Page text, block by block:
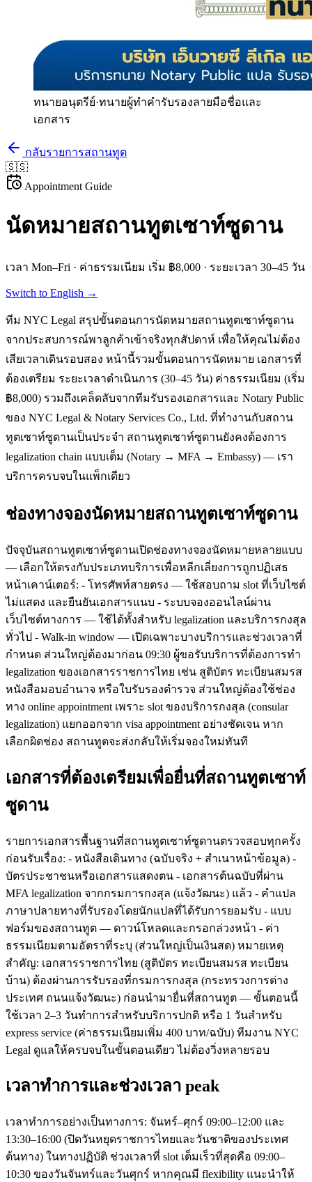
ทนายอนุตรีย์·ทนายผู้ทำคำรับรองลายมือชื่อและ
เอกสาร
กลับรายการสถานทูต
🇸🇸
Appointment Guide
นัดหมายสถานทูตเซาท์ซูดาน
เวลา Mon–Fri · ค่าธรรมเนียม เริ่ม ฿8,000 · ระยะเวลา 30–45 วัน
Switch to English →
ทีม NYC Legal สรุปขั้นตอนการนัดหมายสถานทูตเซาท์ซูดาน
จากประสบการณ์พาลูกค้าเข้าจริงทุกสัปดาห์ เพื่อให้คุณไม่ต้อง
เสียเวลาเดินรอบสอง หน้านี้รวมขั้นตอนการนัดหมาย เอกสารที่
ต้องเตรียม ระยะเวลาดำเนินการ (30–45 วัน) ค่าธรรมเนียม (เริ่ม
฿8,000) รวมถึงเคล็ดลับจากทีมรับรองเอกสารและ Notary Public
ของ NYC Legal & Notary Services Co., Ltd. ที่ทำงานกับสถาน
ทูตเซาท์ซูดานเป็นประจำ สถานทูตเซาท์ซูดานยังคงต้องการ
legalization chain แบบเต็ม (Notary → MFA → Embassy) — เรา
บริการครบจบในแพ็กเดียว
ช่องทางจองนัดหมายสถานทูตเซาท์ซูดาน
ปัจจุบันสถานทูตเซาท์ซูดานเปิดช่องทางจองนัดหมายหลายแบบ
— เลือกให้ตรงกับประเภทบริการเพื่อหลีกเลี่ยงการถูกปฏิเสธ
หน้าเคาน์เตอร์: - โทรศัพท์สายตรง — ใช้สอบถาม slot ที่เว็บไซต์
ไม่แสดง และยืนยันเอกสารแนบ - ระบบจองออนไลน์ผ่าน
เว็บไซต์ทางการ — ใช้ได้ทั้งสำหรับ legalization และบริการกงสุล
ทั่วไป - Walk-in window — เปิดเฉพาะบางบริการและช่วงเวลาที่
กำหนด ส่วนใหญ่ต้องมาก่อน 09:30 ผู้ขอรับบริการที่ต้องการทำ
legalization ของเอกสารราชการไทย เช่น สูติบัตร ทะเบียนสมรส
หนังสือมอบอำนาจ หรือใบรับรองตำรวจ ส่วนใหญ่ต้องใช้ช่อง
ทาง online appointment เพราะ slot ของบริการกงสุล (consular
legalization) แยกออกจาก visa appointment อย่างชัดเจน หาก
เลือกผิดช่อง สถานทูตจะส่งกลับให้เริ่มจองใหม่ทันที
เอกสารที่ต้องเตรียมเพื่อยื่นที่สถานทูตเซาท์
ซูดาน
รายการเอกสารพื้นฐานที่สถานทูตเซาท์ซูดานตรวจสอบทุกครั้ง
ก่อนรับเรื่อง: - หนังสือเดินทาง (ฉบับจริง + สำเนาหน้าข้อมูล) -
บัตรประชาชนหรือเอกสารแสดงตน - เอกสารต้นฉบับที่ผ่าน
MFA legalization จากกรมการกงสุล (แจ้งวัฒนะ) แล้ว - คำแปล
ภาษาปลายทางที่รับรองโดยนักแปลที่ได้รับการยอมรับ - แบบ
ฟอร์มของสถานทูต — ดาวน์โหลดและกรอกล่วงหน้า - ค่า
ธรรมเนียมตามอัตราที่ระบุ (ส่วนใหญ่เป็นเงินสด) หมายเหตุ
สำคัญ: เอกสารราชการไทย (สูติบัตร ทะเบียนสมรส ทะเบียน
บ้าน) ต้องผ่านการรับรองที่กรมการกงสุล (กระทรวงการต่าง
ประเทศ ถนนแจ้งวัฒนะ) ก่อนนำมายื่นที่สถานทูต — ขั้นตอนนี้
ใช้เวลา 2–3 วันทำการสำหรับบริการปกติ หรือ 1 วันสำหรับ
express service (ค่าธรรมเนียมเพิ่ม 400 บาท/ฉบับ) ทีมงาน NYC
Legal ดูแลให้ครบจบในขั้นตอนเดียว ไม่ต้องวิ่งหลายรอบ
เวลาทำการและช่วงเวลา peak
เวลาทำการอย่างเป็นทางการ: จันทร์–ศุกร์ 09:00–12:00 และ
13:30–16:00 (ปิดวันหยุดราชการไทยและวันชาติของประเทศ
ต้นทาง) ในทางปฏิบัติ ช่วงเวลาที่ slot เต็มเร็วที่สุดคือ 09:00–
10:30 ของวันจันทร์และวันศุกร์ หากคุณมี flexibility แนะนำให้